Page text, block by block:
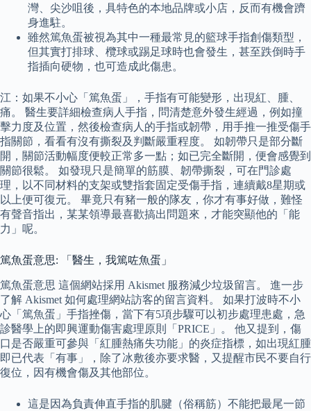
灣、尖沙咀後，具特色的本地品牌或小店，反而有機會躋
身進駐。
雖然篤魚蛋被視為其中一種最常見的籃球手指創傷類型，
但其實打排球、欖球或踢足球時也會發生，甚至跌倒時手
指插向硬物，也可造成此傷患。
江：如果不小心「篤魚蛋」，手指有可能變形，出現紅、腫、
痛。 醫生要詳細檢查病人手指，問清楚意外發生經過，例如撞
擊力度及位置，然後檢查病人的手指或韌帶，用手推一推受傷手
指關節，看看有沒有撕裂及判斷嚴重程度。 如韌帶只是部分斷
開，關節活動幅度便較正常多一點；如已完全斷開，便會感覺到
關節很鬆。 如發現只是簡單的筋膜、韌帶撕裂，可在門診處
理，以不同材料的支架或雙指套固定受傷手指，連續戴8星期或
以上便可復元。 畢竟只有豬一般的隊友，你才有事好做，難怪
有聲音指出，某某領導最喜歡搞出問題來，才能突顯他的「能
力」呢。
篤魚蛋意思: 「醫生，我篤咗魚蛋」
篤魚蛋意思 這個網站採用 Akismet 服務減少垃圾留言。 進一步
了解 Akismet 如何處理網站訪客的留言資料。 如果打波時不小
心「篤魚蛋」手指挫傷，當下有5項步驟可以初步處理患處，急
診醫學上的即興運動傷害處理原則「PRICE」。 他又提到，傷
口是否嚴重可參與「紅腫熱痛失功能」的炎症指標，如出現紅腫
即已代表「有事」，除了冰敷後亦要求醫，又提醒市民不要自行
復位，因有機會傷及其他部位。
這是因為負責伸直手指的肌腱（俗稱筋）不能把最尾一節